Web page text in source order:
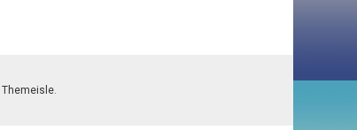
Themeisle